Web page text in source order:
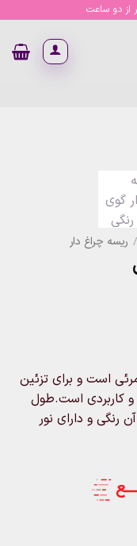
از دو ساعت
/ ریسه چراغ دار
است و برای تزئین
و کاربردی است.طول
و نور آن رنگی و دارای نور